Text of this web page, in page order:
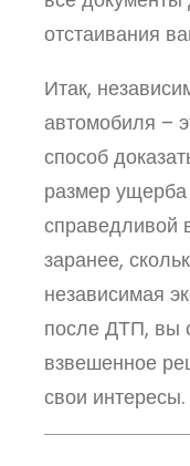
отстаивания
Итак,
автомобиля –
способ
размер ущерба
справедливой
заранее,
независимая
после ДТП, вы
взвешенное
свои интересы.